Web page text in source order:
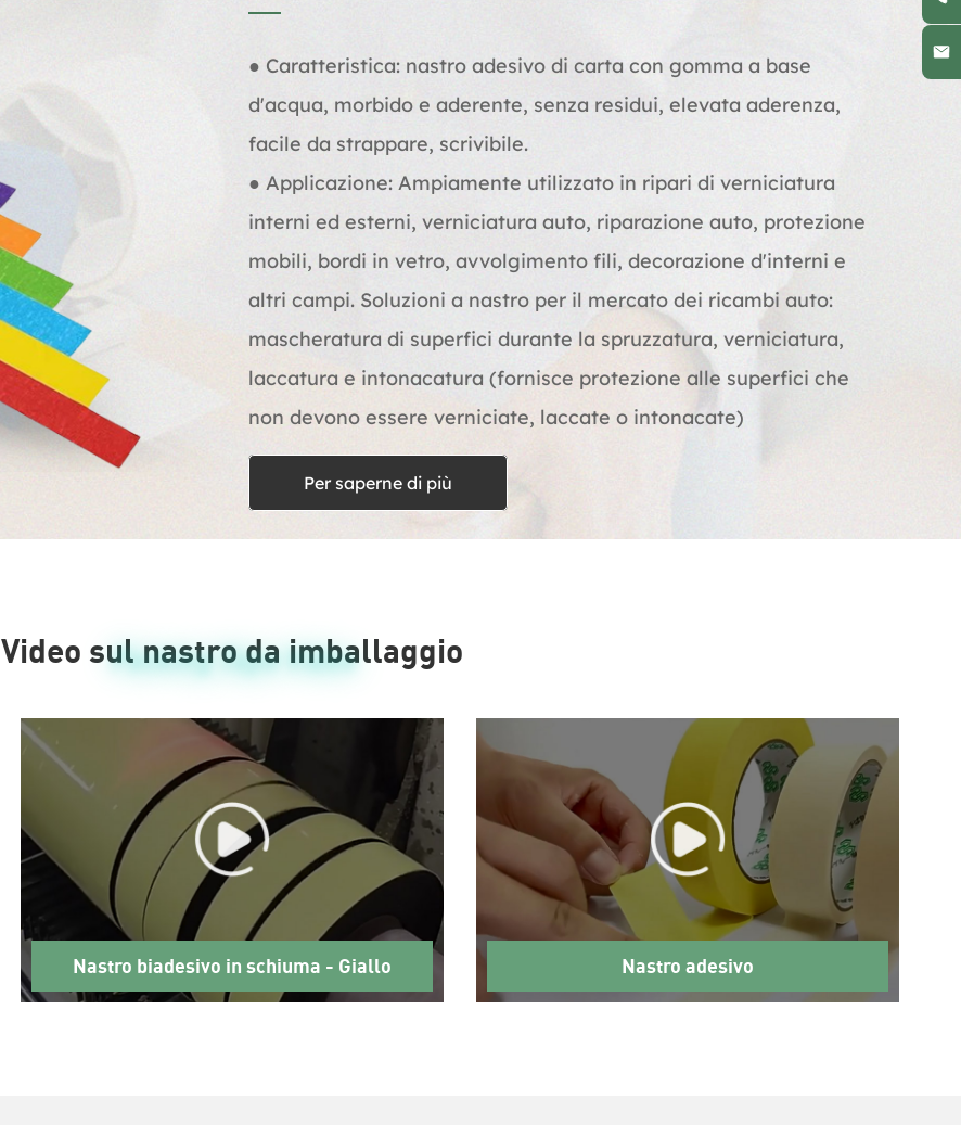
● Caratteristica: nastro adesivo di carta con gomma a base
d'acqua, morbido e aderente, senza residui, elevata aderenza,
facile da strappare, scrivibile.
● Applicazione: Ampiamente utilizzato in ripari di verniciatura
interni ed esterni, verniciatura auto, riparazione auto, protezione
mobili, bordi in vetro, avvolgimento fili, decorazione d'interni e
altri campi. Soluzioni a nastro per il mercato dei ricambi auto:
mascheratura di superfici durante la spruzzatura, verniciatura,
laccatura e intonacatura (fornisce protezione alle superfici che
non devono essere verniciate, laccate o intonacate)
Per saperne di più
Video sul nastro da imballaggio
Packing Tape Video
Nastro biadesivo in schiuma - Giallo Nastro adesivo